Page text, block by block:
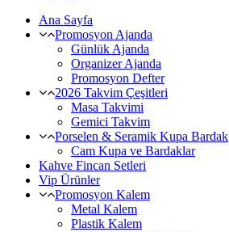
Ana Sayfa
Promosyon Ajanda
Günlük Ajanda
Organizer Ajanda
Promosyon Defter
2026 Takvim Çeşitleri
Masa Takvimi
Gemici Takvim
Porselen & Seramik Kupa Bardak
Cam Kupa ve Bardaklar
Kahve Fincan Setleri
Vip Ürünler
Promosyon Kalem
Metal Kalem
Plastik Kalem